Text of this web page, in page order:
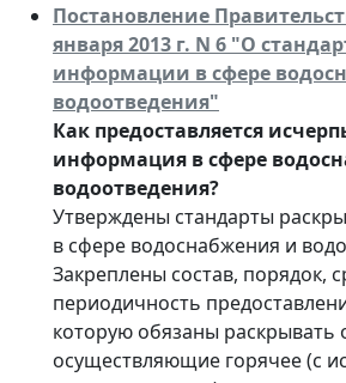
Постановление
января 2013 г. N 6 "О
информации в сфере
водоотведения"
Как предоставляется
информация в сфере
водоотведения?
Утверждены стандарты
в сфере водоснабжения и
Закреплены состав, порядок,
периодичность
которую обязаны раскрывать
осуществляющие горячее (с